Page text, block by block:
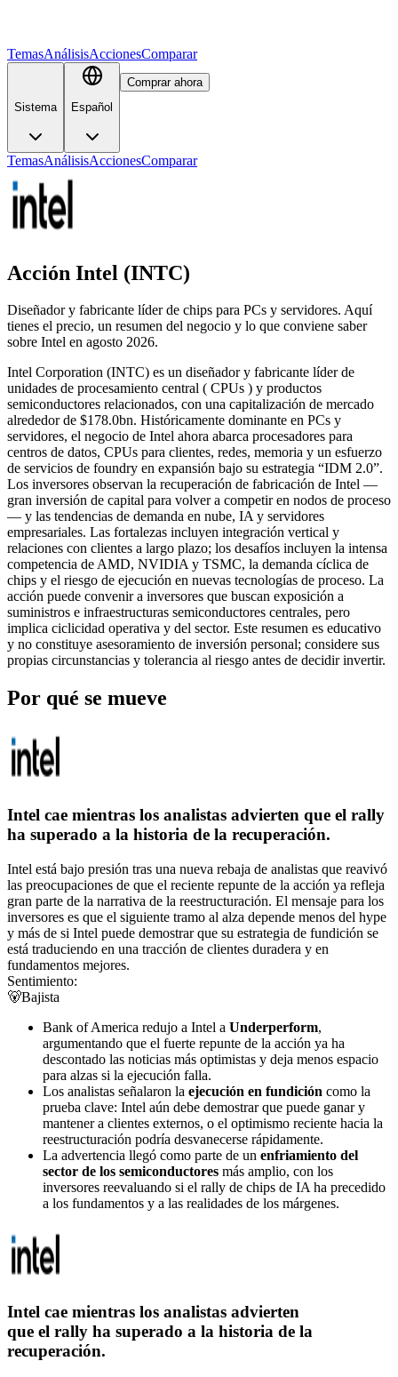
TemasAnálisisAccionesComparar
Sistema Español
Comprar ahora
TemasAnálisisAccionesComparar
Acción Intel (INTC)
Diseñador y fabricante líder de chips para PCs y servidores. Aquí
tienes el precio, un resumen del negocio y lo que conviene saber
sobre Intel en agosto 2026.
Intel Corporation (INTC) es un diseñador y fabricante líder de
unidades de procesamiento central ( CPUs ) y productos
semiconductores relacionados, con una capitalización de mercado
alrededor de $178.0bn. Históricamente dominante en PCs y
servidores, el negocio de Intel ahora abarca procesadores para
centros de datos, CPUs para clientes, redes, memoria y un esfuerzo
de servicios de foundry en expansión bajo su estrategia “IDM 2.0”.
Los inversores observan la recuperación de fabricación de Intel —
gran inversión de capital para volver a competir en nodos de proceso
— y las tendencias de demanda en nube, IA y servidores
empresariales. Las fortalezas incluyen integración vertical y
relaciones con clientes a largo plazo; los desafíos incluyen la intensa
competencia de AMD, NVIDIA y TSMC, la demanda cíclica de
chips y el riesgo de ejecución en nuevas tecnologías de proceso. La
acción puede convenir a inversores que buscan exposición a
suministros e infraestructuras semiconductores centrales, pero
implica ciclicidad operativa y del sector. Este resumen es educativo
y no constituye asesoramiento de inversión personal; considere sus
propias circunstancias y tolerancia al riesgo antes de decidir invertir.
Por qué se mueve
Intel cae mientras los analistas advierten que el rally
ha superado a la historia de la recuperación.
Intel está bajo presión tras una nueva rebaja de analistas que reavivó
las preocupaciones de que el reciente repunte de la acción ya refleja
gran parte de la narrativa de la reestructuración. El mensaje para los
inversores es que el siguiente tramo al alza depende menos del hype
y más de si Intel puede demostrar que su estrategia de fundición se
está traduciendo en una tracción de clientes duradera y en
fundamentos mejores.
Sentimiento:
🐻Bajista
Bank of America redujo a Intel a Underperform,
argumentando que el fuerte repunte de la acción ya ha
descontado las noticias más optimistas y deja menos espacio
para alzas si la ejecución falla.
Los analistas señalaron la ejecución en fundición como la
prueba clave: Intel aún debe demostrar que puede ganar y
mantener a clientes externos, o el optimismo reciente hacia la
reestructuración podría desvanecerse rápidamente.
La advertencia llegó como parte de un enfriamiento del
sector de los semiconductores más amplio, con los
inversores reevaluando si el rally de chips de IA ha precedido
a los fundamentos y a las realidades de los márgenes.
Intel cae mientras los analistas advierten
que el rally ha superado a la historia de la
recuperación.